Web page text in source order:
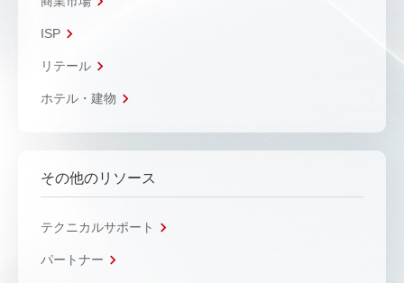
ISP
リテール
ホテル・建物
その他のリソース
テクニカルサポート
パートナー